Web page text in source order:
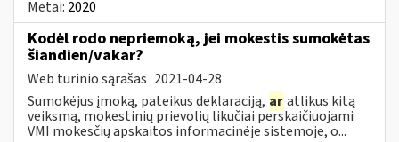
Metai: 2020
Kodėl rodo nepriemoką, jei mokestis sumokėtas
šiandien/vakar?
Web turinio sąrašas 2021-04-28
Sumokėjus įmoką, pateikus deklaraciją, aratlikus kitą
veiksmą, mokestinių prievolių likučiai perskaičiuojami
VMI mokesčių apskaitos informacinėje sistemoje, o...